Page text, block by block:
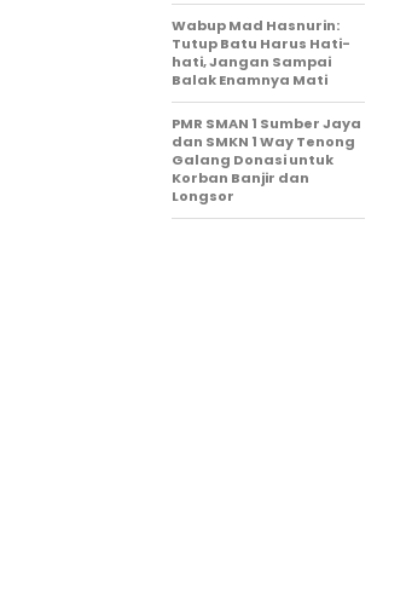
Wabup Mad Hasnurin:
Tutup Batu Harus Hati-
hati, Jangan Sampai
Balak Enamnya Mati
PMR SMAN 1 Sumber Jaya
dan SMKN 1 Way Tenong
Galang Donasi untuk
Korban Banjir dan
Longsor